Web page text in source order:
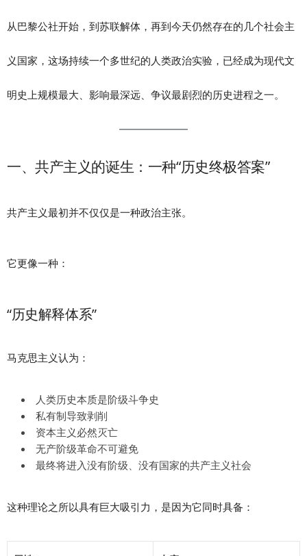
从巴黎公社开始，到苏联解体，再到今天仍然存在的几个社会主
义国家，这场持续一个多世纪的人类政治实验，已经成为现代文
明史上规模最大、影响最深远、争议最剧烈的历史进程之一。
一、共产主义的诞生：一种“历史终极答案”
共产主义最初并不仅仅是一种政治主张。
它更像一种：
“历史解释体系”
马克思主义认为：
人类历史本质是阶级斗争史
私有制导致剥削
资本主义必然灭亡
无产阶级革命不可避免
最终将进入没有阶级、没有国家的共产主义社会
这种理论之所以具有巨大吸引力，是因为它同时具备：